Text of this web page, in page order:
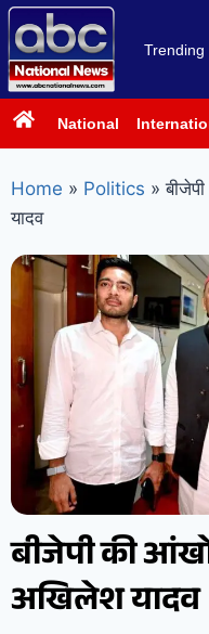
Trending
National
Home » Politics »
यादव
बीजेपी की
अखिलेश यादव